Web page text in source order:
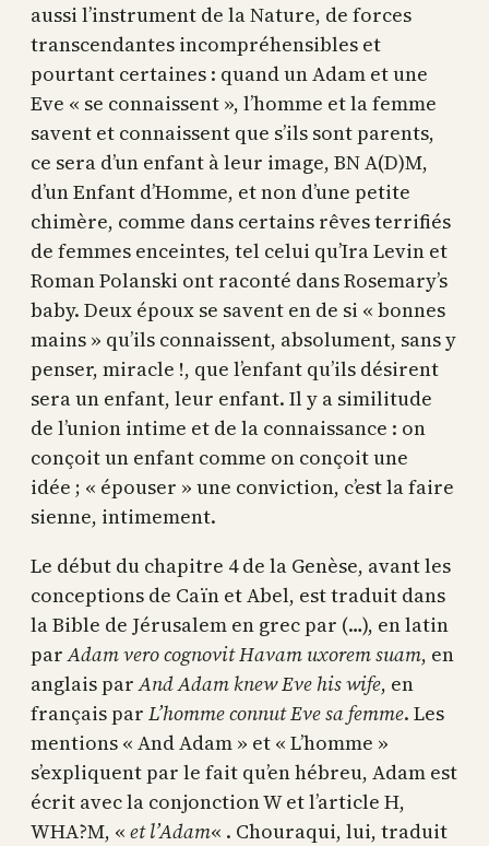
aussi l’instrument de la Nature, de forces
transcendantes incompréhensibles et
pourtant certaines : quand un Adam et une
Eve « se connaissent », l’homme et la femme
savent et connaissent que s’ils sont parents,
ce sera d’un enfant à leur image, BN A(D)M,
d’un Enfant d’Homme, et non d’une petite
chimère, comme dans certains rêves terrifiés
de femmes enceintes, tel celui qu’Ira Levin et
Roman Polanski ont raconté dans Rosemary’s
baby. Deux époux se savent en de si « bonnes
mains » qu’ils connaissent, absolument, sans y
penser, miracle !, que l’enfant qu’ils désirent
sera un enfant, leur enfant. Il y a similitude
de l’union intime et de la connaissance : on
conçoit un enfant comme on conçoit une
idée ; « épouser » une conviction, c’est la faire
sienne, intimement.
Le début du chapitre 4 de la Genèse, avant les
conceptions de Caïn et Abel, est traduit dans
la Bible de Jérusalem en grec par (…), en latin
parAdam vero cognovit Havam uxorem suam, en
anglais parAnd Adam knew Eve his wife, en
français par L’homme connut Eve sa femme. Les
mentions « And Adam » et « L’homme »
s’expliquent par le fait qu’en hébreu, Adam est
écrit avec la conjonction W et l’article H,
WHA?M, « et l’Adam« . Chouraqui, lui, traduit